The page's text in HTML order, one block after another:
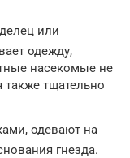
или
одежду,
насекомые не
также тщательно
одевают на
гнезда.